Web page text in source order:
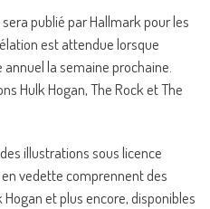
publié par Hallmark pour les
est attendue lorsque
la semaine prochaine.
Hulk Hogan, The Rock et The
illustrations sous licence
vedette comprennent des
et plus encore, disponibles